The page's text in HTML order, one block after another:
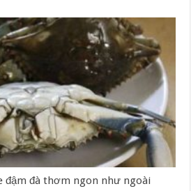
đậm đà thơm ngon như ngoài